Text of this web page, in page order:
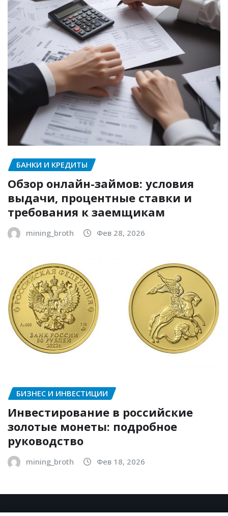
БАНКИ И КРЕДИТЫ
Обзор онлайн-займов: условия
выдачи, процентные ставки и
требования к заемщикам
mining_broth Фев 28, 2026
БИЗНЕС И ИНВЕСТИЦИИ
Инвестирование в российские
золотые монеты: подробное
руководство
mining_broth Фев 18, 2026